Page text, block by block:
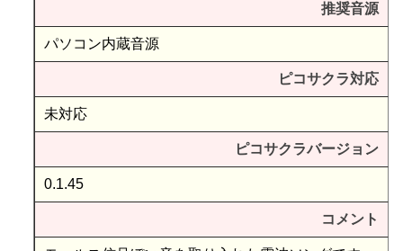
推奨音源
パソコン内蔵音源
ピコサクラ対応
未対応
ピコサクラバージョン
0.1.45
コメント